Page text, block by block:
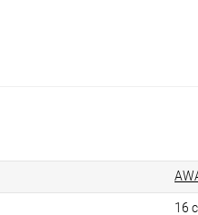
16